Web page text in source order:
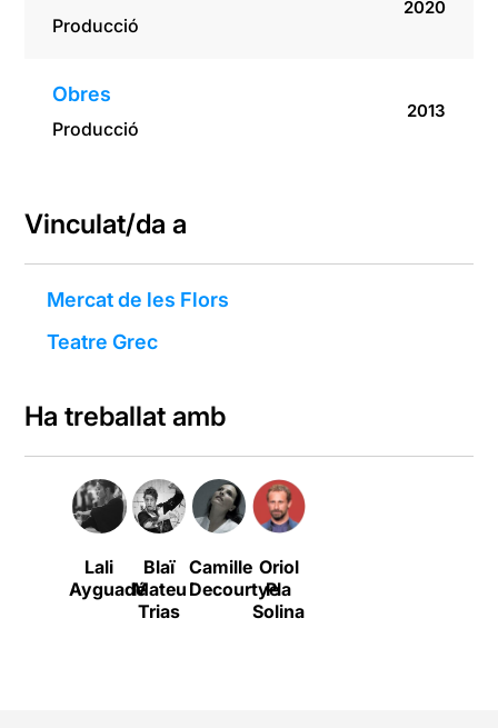
Producció
2020
Obres
Producció
2013
Vinculat/da a
Mercat de les Flors
Teatre Grec
Ha treballat amb
Lali
Ayguadé
Blaï
Mateu
Trias
Camille
Decourtye
Oriol
Pla
Solina